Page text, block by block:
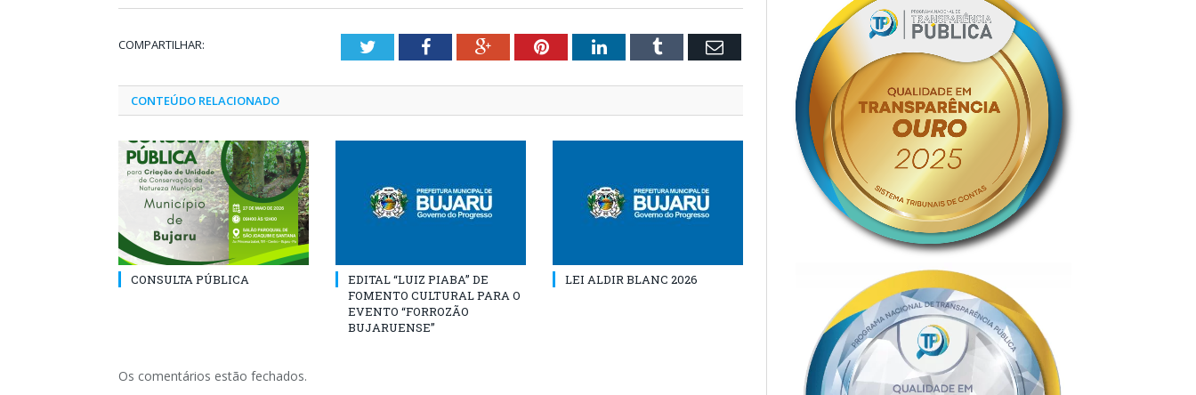
COMPARTILHAR: TwitterFacebookGoogle+PinterestLinkedInTumblr Email
CONTEÚDO RELACIONADO
CONSULTA PÚBLICA
EDITAL “LUIZ PIABA” DE
FOMENTO CULTURAL PARA O
EVENTO “FORROZÃO
BUJARUENSE”
LEI ALDIR BLANC 2026
Os comentários estão fechados.